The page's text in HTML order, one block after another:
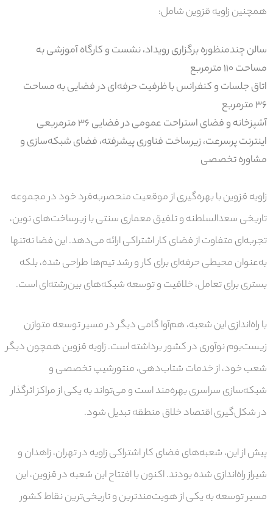
همچنین زاویه قزوین شامل:
سالن چندمنظوره برگزاری رویداد، نشست و کارگاه آموزشیبه
مساحت ۱۱۰ مترمربع
اتاق جلسات و کنفرانسبا ظرفیت حرفه‌ای در فضایی به مساحت
۳۶ مترمربع
آشپزخانه و فضای استراحت عمومیدر فضایی ۳۶ مترمربعی
اینترنت پرسرعت، زیرساخت فناوری پیشرفته، فضای شبکه‌سازی و
مشاوره تخصصی
زاویه قزوین با بهره‌گیری از موقعیت منحصربه‌فرد خود در مجموعه
تاریخی سعدالسلطنه و تلفیق معماری سنتی با زیرساخت‌های نوین،
تجربه‌ای متفاوت از فضای کار اشتراکی ارائه می‌دهد. این فضا نه‌تنها
به‌عنوان محیطی حرفه‌ای برای کار و رشد تیم‌ها طراحی شده، بلکه
بستری برایتعامل، خلاقیت و توسعه شبکه‌های بین‌رشته‌ایاست.
با راه‌اندازی این شعبه، هم‌آوا گامی دیگر در مسیرتوسعه متوازن
زیست‌بوم نوآوری در کشوربرداشته است. زاویه قزوین همچون دیگر
شعب خود، از خدماتشتاب‌دهی، منتورشیپ تخصصی و
شبکه‌سازی سراسریبهره‌مند است و می‌تواند به یکی از مراکز اثرگذار
در شکل‌گیری اقتصاد خلاق منطقه تبدیل شود.
پیش از این، شعبه‌های فضای کار اشتراکی زاویه درتهران، زاهدان و
شیرازراه‌اندازی شده بودند. اکنون با افتتاح این شعبه در قزوین، این
مسیر توسعه به یکی ازهویت‌مندترین و تاریخی‌ترین نقاط کشور